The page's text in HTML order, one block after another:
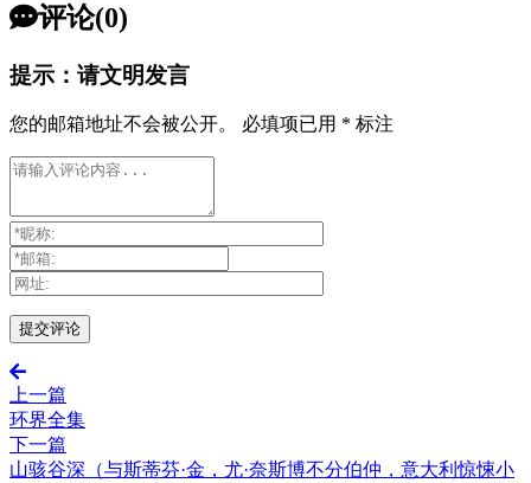
评论(0)
提示：请文明发言
您的邮箱地址不会被公开。 必填项已用 * 标注
上一篇
环界全集
下一篇
山骇谷深（与斯蒂芬·金，尤·奈斯博不分伯仲，意大利惊悚小